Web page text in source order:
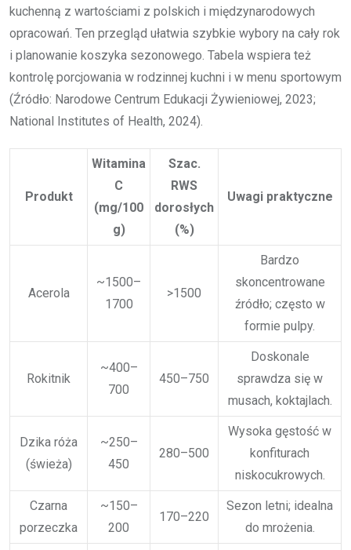
kuchenną z wartościami z polskich i międzynarodowych
opracowań. Ten przegląd ułatwia szybkie wybory na cały rok
i planowanie koszyka sezonowego. Tabela wspiera też
kontrolę porcjowania w rodzinnej kuchni i w menu sportowym
(Źródło: Narodowe Centrum Edukacji Żywieniowej, 2023;
National Institutes of Health, 2024).
Produkt
Witamina
C
(mg/100
g)
Szac.
RWS
dorosłych
(%)
Uwagi praktyczne
Acerola
~1500–
1700
>1500
Bardzo
skoncentrowane
źródło; często w
formie pulpy.
Rokitnik
~400–
700
450–750
Doskonale
sprawdza się w
musach, koktajlach.
Dzika róża
(świeża)
~250–
450
280–500
Wysoka gęstość w
konfiturach
niskocukrowych.
Czarna
porzeczka
~150–
200
170–220
Sezon letni; idealna
do mrożenia.